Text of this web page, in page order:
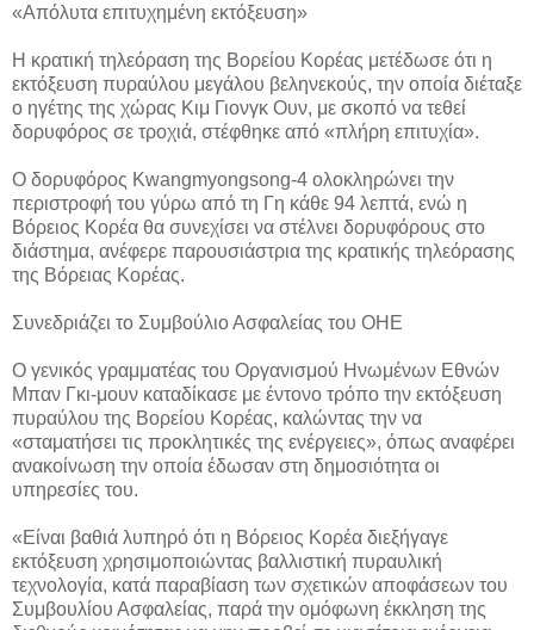
«Απόλυτα επιτυχημένη εκτόξευση»
Η κρατική τηλεόραση της Βορείου Κορέας μετέδωσε ότι η
εκτόξευση πυραύλου μεγάλου βεληνεκούς, την οποία διέταξε
ο ηγέτης της χώρας Κιμ Γιονγκ Ουν, με σκοπό να τεθεί
δορυφόρος σε τροχιά, στέφθηκε από «πλήρη επιτυχία».
Ο δορυφόρος Kwangmyongsong-4 ολοκληρώνει την
περιστροφή του γύρω από τη Γη κάθε 94 λεπτά, ενώ η
Βόρειος Κορέα θα συνεχίσει να στέλνει δορυφόρους στο
διάστημα, ανέφερε παρουσιάστρια της κρατικής τηλεόρασης
της Βόρειας Κορέας.
Συνεδριάζει το Συμβούλιο Ασφαλείας του ΟΗΕ
Ο γενικός γραμματέας του Οργανισμού Ηνωμένων Εθνών
Μπαν Γκι-μουν καταδίκασε με έντονο τρόπο την εκτόξευση
πυραύλου της Βορείου Κορέας, καλώντας την να
«σταματήσει τις προκλητικές της ενέργειες», όπως αναφέρει
ανακοίνωση την οποία έδωσαν στη δημοσιότητα οι
υπηρεσίες του.
«Είναι βαθιά λυπηρό ότι η Βόρειος Κορέα διεξήγαγε
εκτόξευση χρησιμοποιώντας βαλλιστική πυραυλική
τεχνολογία, κατά παραβίαση των σχετικών αποφάσεων του
Συμβουλίου Ασφαλείας, παρά την ομόφωνη έκκληση της